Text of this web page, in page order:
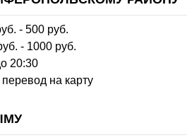
- 500 руб.
- 1000 руб.
20:30
на карту